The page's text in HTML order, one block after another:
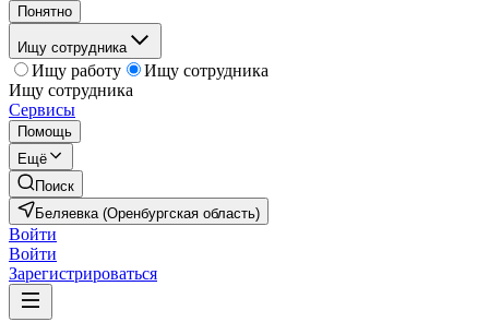
Понятно
Ищу сотрудника
Ищу работу
Ищу сотрудника
Ищу сотрудника
Сервисы
Помощь
Ещё
Поиск
Беляевка (Оренбургская область)
Войти
Войти
Зарегистрироваться